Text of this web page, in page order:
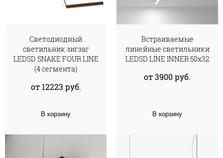
Cветодиодный
светильник зигзаг
LEDSD SNAKE FOUR LINE
(4 сегмента)
от 12223 руб.
В корзину
Встраиваемые
линейные светильники
LEDSD LINE INNER 50х32
от 3900 руб.
В корзину